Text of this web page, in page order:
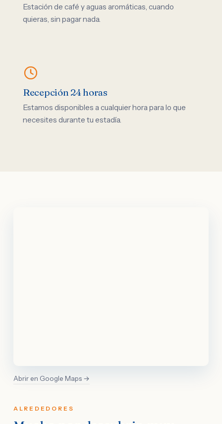
Estación de café y aguas aromáticas, cuando
quieras, sin pagar nada.
Recepción 24 horas
Estamos disponibles a cualquier hora para lo que
necesites durante tu estadía.
Abrir en Google Maps →
ALREDEDORES